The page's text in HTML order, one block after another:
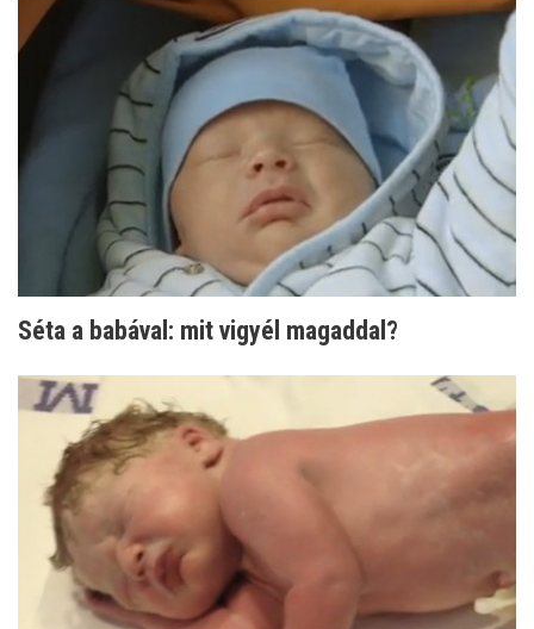
Séta a babával: mit vigyél magaddal?